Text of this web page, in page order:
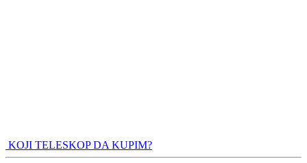
KOJI TELESKOP DA KUPIM?